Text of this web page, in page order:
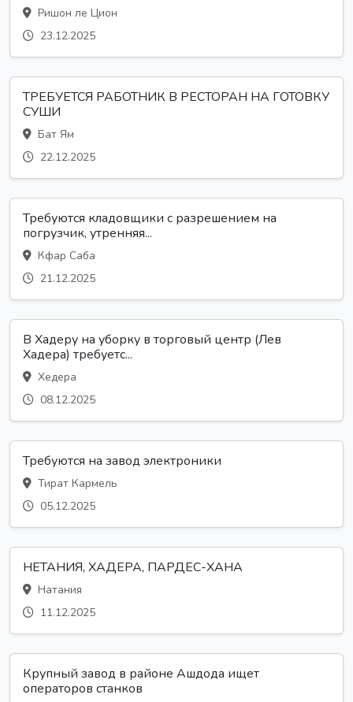
Ришон ле Цион
23.12.2025
ТРЕБУЕТСЯ РАБОТНИК В РЕСТОРАН НА ГОТОВКУ
СУШИ
Бат Ям
22.12.2025
Требуются кладовщики с разрешением на
погрузчик, утренняя...
Кфар Саба
21.12.2025
В Хадеру на уборку в торговый центр (Лев
Хадера) требуетс...
Хедера
08.12.2025
Требуются на завод электроники
Тират Кармель
05.12.2025
НЕТАНИЯ, ХАДЕРА, ПАРДЕС-ХАНА
Натания
11.12.2025
Крупный завод в районе Ашдода ищет
операторов станков